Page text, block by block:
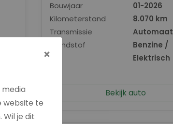
Bouwjaar
01-2026
Kilometerstand
8.070 km
Transmissie
Automaat
Brandstof
Benzine /
Elektrisch
Bekijk auto
×
website te
je dit